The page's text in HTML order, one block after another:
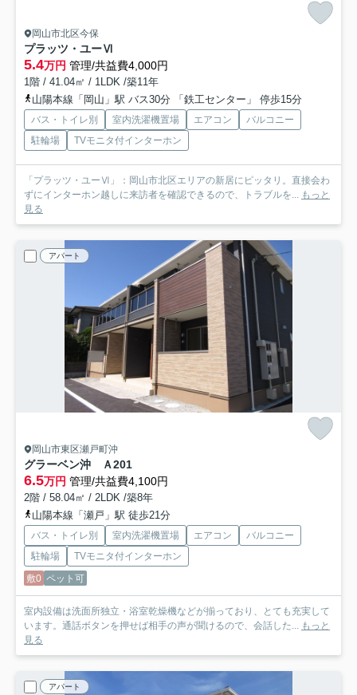
岡山市北区今保
プラッツ・ユーⅥ
5.4万円 管理/共益費4,000円
1階 / 41.04㎡ / 1LDK /築11年
山陽本線「岡山」駅 バス30分 「鉄工センター」 停歩15分
バス・トイレ別 室内洗濯機置場 エアコン
バルコニー
駐輪場
TVモニタ付インターホン
「プラッツ・ユーⅥ」：岡山市北区エリアの新居にピッタリ。直接会わ
ずにインターホン越しに来訪者を確認できるので、トラブルを... もっと
見る
アパート
岡山市東区瀬戸町沖
グラーベン沖 Ａ201
6.5万円 管理/共益費4,100円
2階 / 58.04㎡ / 2LDK /築8年
山陽本線「瀬戸」駅 徒歩21分
バス・トイレ別 室内洗濯機置場 エアコン
バルコニー
駐輪場
TVモニタ付インターホン
敷0 ペット可
室内設備は洗面所独立・浴室乾燥機などが揃っており、とても充実して
います。通話ボタンを押せば相手の声が聞けるので、会話した...
もっと
見る
アパート